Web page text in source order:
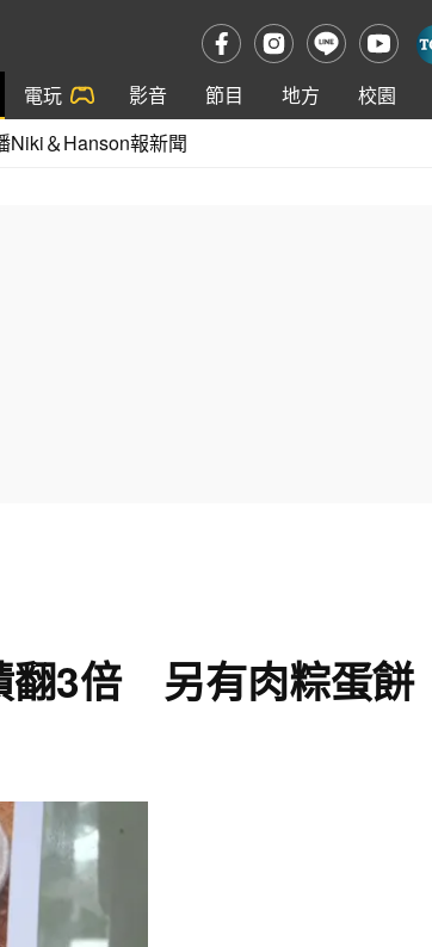
電玩 影音 節目 地方
校園
Niki＆Hanson報新聞
翻3倍 另有肉粽蛋餅